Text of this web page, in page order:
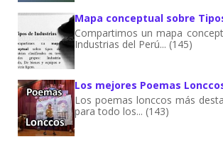
Mapa conceptual sobre
Compartimos un mapa
Industrias del Perú... (145)
Los mejores Poemas
Los poemas lonccos más
para todo los... (143)